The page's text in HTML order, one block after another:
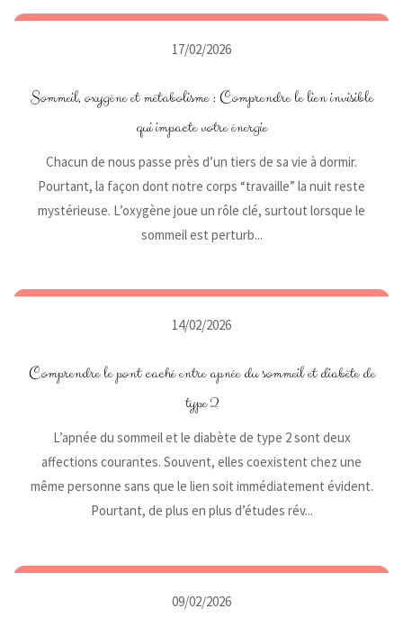
17/02/2026
Sommeil, oxygène et métabolisme : Comprendre le lien invisible
qui impacte votre énergie
Chacun de nous passe près d’un tiers de sa vie à dormir.
Pourtant, la façon dont notre corps “travaille” la nuit reste
mystérieuse. L’oxygène joue un rôle clé, surtout lorsque le
sommeil est perturb...
14/02/2026
Comprendre le pont caché entre apnée du sommeil et diabète de
type 2
L’apnée du sommeil et le diabète de type 2 sont deux
affections courantes. Souvent, elles coexistent chez une
même personne sans que le lien soit immédiatement évident.
Pourtant, de plus en plus d’études rév...
09/02/2026